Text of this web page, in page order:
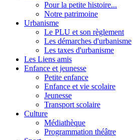
Pour la petite histoire...
Notre patrimoine
Urbanisme
Le PLU et son règlement
Les démarches d'urbanisme
Les taxes d'urbanisme
Les Liens amis
Enfance et jeunesse
Petite enfance
Enfance et vie scolaire
Jeunesse
Transport scolaire
Culture
Médiathèque
Programmation théâtre